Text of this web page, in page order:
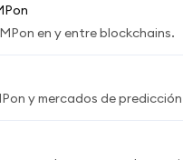
en y entre blockchains.
y mercados de